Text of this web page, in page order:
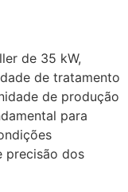
de 35 kW,
de tratamento
de produção
para
precisão dos